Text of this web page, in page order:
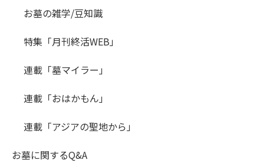
お墓の雑学/豆知識
特集「月刊終活WEB」
連載「墓マイラー」
連載「おはかもん」
連載「アジアの聖地から」
お墓に関するQ&A